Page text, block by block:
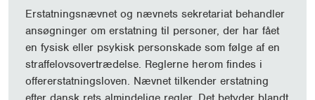
Erstatningsnævnet og nævnets sekretariat behandler
ansøgninger om erstatning til personer, der har fået
en fysisk eller psykisk personskade som følge af en
straffelovsovertrædelse. Reglerne herom findes i
offererstatningsloven. Nævnet tilkender erstatning